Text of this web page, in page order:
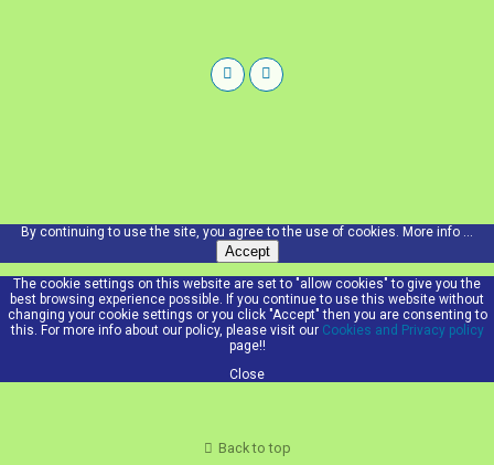
By continuing to use the site, you agree to the use of cookies. More info ...
Accept
The cookie settings on this website are set to "allow cookies" to give you the
best browsing experience possible. If you continue to use this website without
changing your cookie settings or you click "Accept" then you are consenting to
this. For more info about our policy, please visit our Cookies and Privacy policy
page!!
Close
Back to top